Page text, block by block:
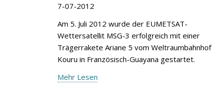
7-07-2012
Am 5. Juli 2012 wurde der EUMETSAT-
Wettersatellit MSG-3 erfolgreich mit einer
Trägerrakete Ariane 5 vom Weltraumbahnhof
Kouru in Französisch-Guayana gestartet.
Mehr Lesen